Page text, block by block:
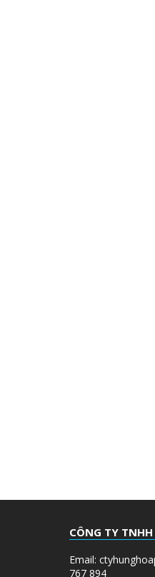
CÔNG TY
Email:
767 894